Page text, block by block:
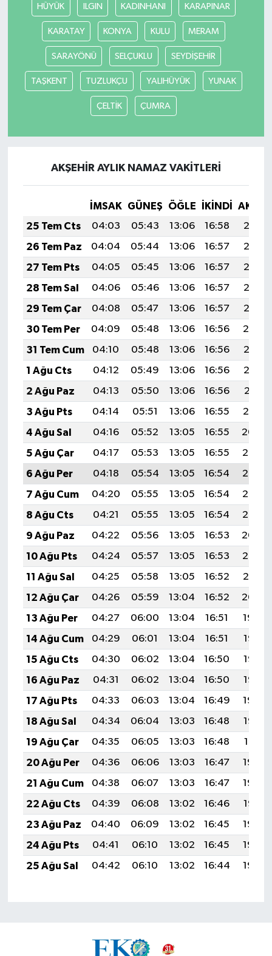
HÜYÜK ILGIN KADINHANI KARAPINAR
KARATAY KONYA KULU MERAM
SARAYÖNÜ SELÇUKLU SEYDİŞEHİR
TAŞKENT TUZLUKÇU YALIHÜYÜK YUNAK
ÇELTİK ÇUMRA
AKŞEHİR AYLIK NAMAZ VAKITLERI
İMSAK GÜNEŞ ÖĞLE İKINDI
25 Tem Cts
04:03 05:43 13:06 16:58
20:18
26 Tem Paz
04:04 05:44 13:06 16:57
20:18
27 Tem Pts
04:05 05:45 13:06 16:57
20:17
28 Tem Sal
04:06 05:46 13:06 16:57
20:16
29 Tem Çar
04:08 05:47 13:06 16:57
20:15
30 Tem Per
04:09 05:48 13:06 16:56
20:14
31 Tem Cum
04:10 05:48 13:06 16:56
20:13
1 Ağu Cts
04:12 05:49 13:06 16:56
20:12
2 Ağu Paz
04:13 05:50 13:06 16:56
20:11
3 Ağu Pts
04:14 05:51 13:06 16:55
20:10
4 Ağu Sal
04:16 05:52 13:05 16:55
20:09
5 Ağu Çar
04:17 05:53 13:05 16:55
20:08
6 Ağu Per
04:18 05:54 13:05 16:54
20:07
7 Ağu Cum
04:20 05:55 13:05 16:54
20:06
8 Ağu Cts
04:21 05:55 13:05 16:54
20:05
9 Ağu Paz
04:22 05:56 13:05 16:53
20:04
10 Ağu Pts
04:24 05:57 13:05 16:53
20:02
11 Ağu Sal
04:25 05:58 13:05 16:52
20:01
12 Ağu Çar
04:26 05:59 13:04 16:52
20:00
13 Ağu Per
04:27 06:00 13:04 16:51
19:59
14 Ağu Cum
04:29 06:01 13:04 16:51
19:58
15 Ağu Cts
04:30 06:02 13:04 16:50
19:56
16 Ağu Paz
04:31 06:02 13:04 16:50
19:55
17 Ağu Pts
04:33 06:03 13:04 16:49
19:54
18 Ağu Sal
04:34 06:04 13:03 16:48
19:52
19 Ağu Çar
04:35 06:05 13:03 16:48
19:51
20 Ağu Per
04:36 06:06 13:03 16:47
19:50
21 Ağu Cum
04:38 06:07 13:03 16:47
19:48
22 Ağu Cts
04:39 06:08 13:02 16:46
19:47
23 Ağu Paz
04:40 06:09 13:02 16:45
19:46
24 Ağu Pts
04:41 06:10 13:02 16:45
19:44
25 Ağu Sal
04:42 06:10 13:02 16:44 19:43